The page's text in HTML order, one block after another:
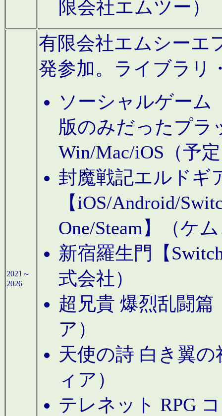
限会社エムツー）
2021～
2026
有限会社エムシーエ
発参加。ライブラリ
ソーシャルゲーム
版のみだったプラ
Win/Mac/iOS（予
封魔戦記エルドギ
【iOS/Android/
One/Steam】（ケ
新宿羅生門【
式会社）
超兄貴 爆烈乱闘篇
ア）
天使の詩 白き翼
ィア）
テレネット RPG